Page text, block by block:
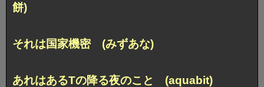
餅)
それは国家機密 (みずあな)
あれはあるTの降る夜のこと (aquabit)